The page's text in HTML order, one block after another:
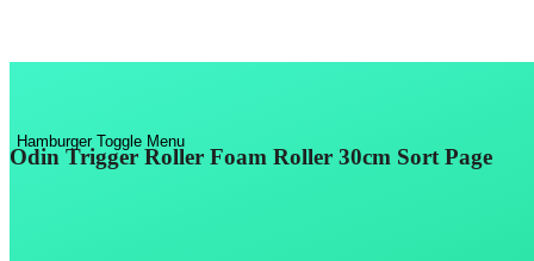
Hamburger Toggle Menu
Odin Trigger Roller Foam Roller 30cm Sort Page